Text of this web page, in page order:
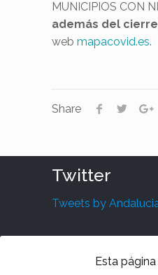
MUNICIPIOS CON
además del
webmapacovid.es.
Share
Twitter
Tweets by
Esta